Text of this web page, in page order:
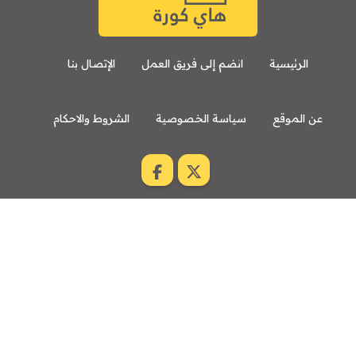
الرئيسية انضم إلى فريق العمل الإتصال بنا
عن الموقع سياسة الخصوصية الشروط والاحكام